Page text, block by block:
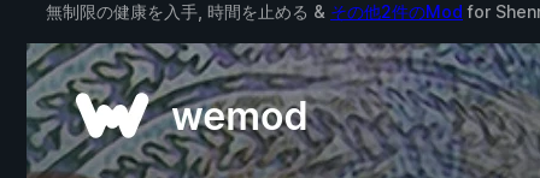
無制限の健康を入手, 時間を止める & その他2件のMod for